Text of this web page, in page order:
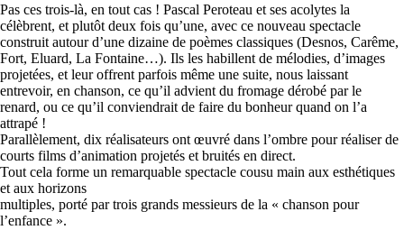
Pas ces trois-là, en tout cas ! Pascal Peroteau et ses acolytes la
célèbrent, et plutôt deux fois qu’une, avec ce nouveau spectacle
construit autour d’une dizaine de poèmes classiques (Desnos, Carême,
Fort, Eluard, La Fontaine…). Ils les habillent de mélodies, d’images
projetées, et leur offrent parfois même une suite, nous laissant
entrevoir, en chanson, ce qu’il advient du fromage dérobé par le
renard, ou ce qu’il conviendrait de faire du bonheur quand on l’a
attrapé !
Parallèlement, dix réalisateurs ont œuvré dans l’ombre pour réaliser de
courts films d’animation projetés et bruités en direct.
Tout cela forme un remarquable spectacle cousu main aux esthétiques
et aux horizons
multiples, porté par trois grands messieurs de la « chanson pour
l’enfance ».